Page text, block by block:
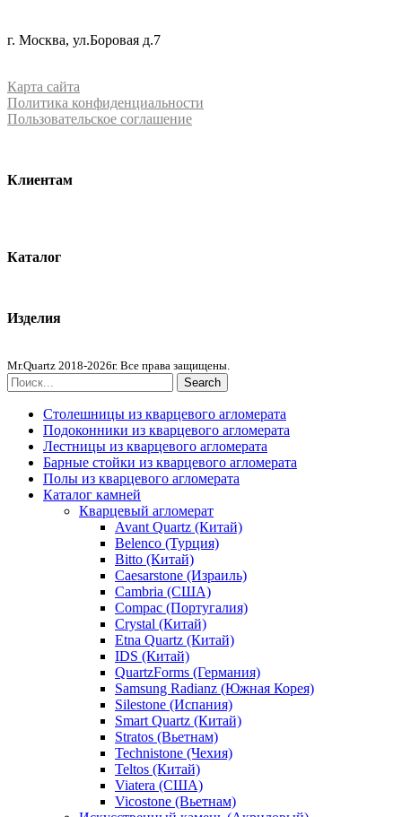
г. Москва, ул.Боровая д.7
Карта сайта
Политика конфиденциальности
Пользовательское соглашение
Клиентам
Каталог
Изделия
Mr.Quartz 2018-2026г. Все права защищены.
Search
Столешницы из кварцевого агломерата
Подоконники из кварцевого агломерата
Лестницы из кварцевого агломерата
Барные стойки из кварцевого агломерата
Полы из кварцевого агломерата
Каталог камней
Кварцевый агломерат
Avant Quartz (Китай)
Belenco (Турция)
Bitto (Китай)
Caesarstone (Израиль)
Cambria (США)
Compac (Португалия)
Crystal (Китай)
Etna Quartz (Китай)
IDS (Китай)
QuartzForms (Германия)
Samsung Radianz (Южная Корея)
Silestone (Испания)
Smart Quartz (Китай)
Stratos (Вьетнам)
Technistone (Чехия)
Teltos (Китай)
Viatera (США)
Vicostone (Вьетнам)